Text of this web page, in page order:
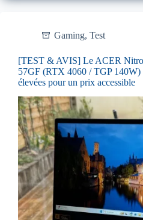
Gaming, Test
[TEST & AVIS] Le ACER
57GF (RTX 4060 / TGP 140W)
élevées pour un prix accessible